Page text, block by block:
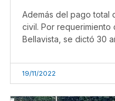
Además del pago total
civil. Por requerimiento
Bellavista, se dictó 30
19/11/2022